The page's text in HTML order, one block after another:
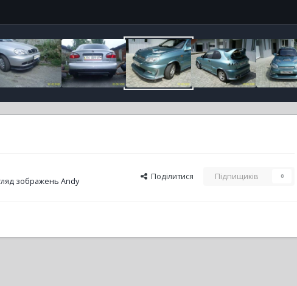
зображень Andy Поділитися Підпищиків 0